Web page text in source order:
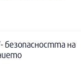
безопасността на